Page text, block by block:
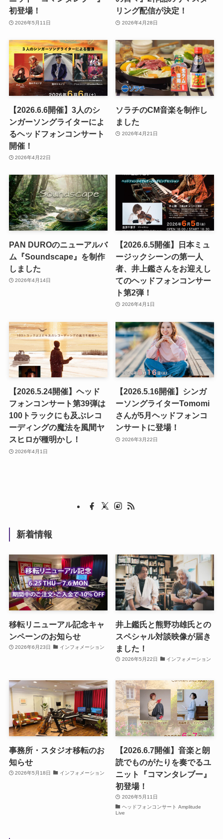
初登場！
2026年5月11日
リング配信が決定！
2026年4月28日
【2026.6.6開催】3人のシ
ンガーソングライターによ
るヘッドフォンコンサート
開催！
2026年4月22日
ソラチのCM音楽を制作し
ました
2026年4月21日
PAN DUROのニューアルバ
ム『Soundscape』を制作
しました
2026年4月14日
【2026.6.5開催】日本ミュ
ージックシーンの第一人
者、井上鑑さんをお迎えし
てのヘッドフォンコンサー
ト第2弾！
2026年4月1日
【2026.5.24開催】ヘッド
フォンコンサート第39弾は
100トラックにも及ぶレコ
ーディングの魔法を風間ヤ
スヒロが種明かし！
2026年4月1日
【2026.5.16開催】シンガ
ーソングライターTomomi
さんが5月ヘッドフォンコ
ンサートに登場！
2026年3月22日
新着情報
移転リニューアル記念キャ
ンペーンのお知らせ
2026年6月23日 インフォメーション
井上鑑氏と熊野功雄氏との
スペシャル対談映像が届き
ました！
2026年5月22日 インフォメーション
事務所・スタジオ移転のお
知らせ
2026年5月18日 インフォメーション
【2026.6.7開催】音楽と朗
読でものがたりを奏でるユ
ニット『コマンタレブー』
初登場！
2026年5月11日
ヘッドフォンコンサート Amplitude
Live